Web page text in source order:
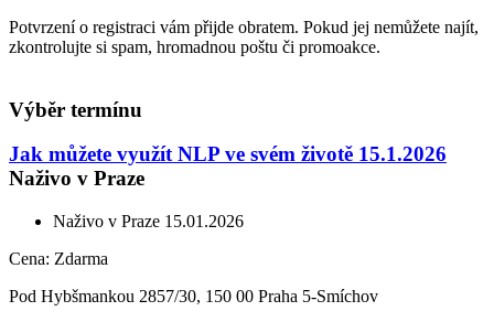
Potvrzení o registraci vám přijde obratem. Pokud jej nemůžete najít,
zkontrolujte si spam, hromadnou poštu či promoakce.
Výběr termínu
Jak můžete využít NLP ve svém životě 15.1.2026
Naživo v Praze
Naživo v Praze 15.01.2026
Cena: Zdarma
Pod Hybšmankou 2857/30, 150 00 Praha 5-Smíchov